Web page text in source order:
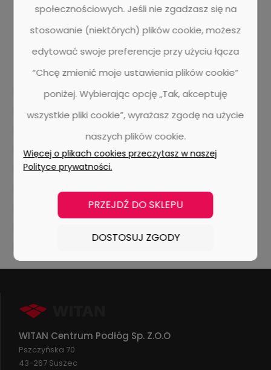
dr. schutz aktywna piana bonetowanie
ekstrakcja
wady i zalety
pranie dywanu
listwy przypodłogowe
doellken
designflooring
aranżacja wnętrza
ivc
witan centrum podłóg
UZIN
chemia budowlana
WITAN Centrum Podłóg Sp. Z.O.O
Pszczyńska 70
43-267 Suszec
społecznościowych. Jeśli nie zgadzasz się na
stosowanie (niektórych) plików cookie, możesz
edytować swoje preferencje przy użyciu łącza
“Chcę zmienić moje ustawienia plików cookie”
poniżej. Wybierając opcję „Tak, akceptuję
wszystkie pliki cookie”, wyrażasz zgodę na użycie
naszych plików cookie.
Więcej o plikach cookies przeczytasz w naszej
Polityce prywatności.
PRZEJDŹ DO SKLEPU
DOSTOSUJ ZGODY